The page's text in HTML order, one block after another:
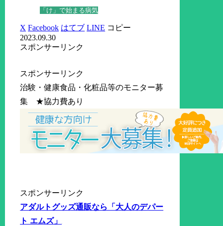
「け」で始まる病気
X Facebook はてブ LINE コピー
2023.09.30
スポンサーリンク
スポンサーリンク
治験・健康食品・化粧品等のモニター募
集 ★協力費あり
スポンサーリンク
アダルトグッズ通販なら「大人のデパー
ト エムズ」